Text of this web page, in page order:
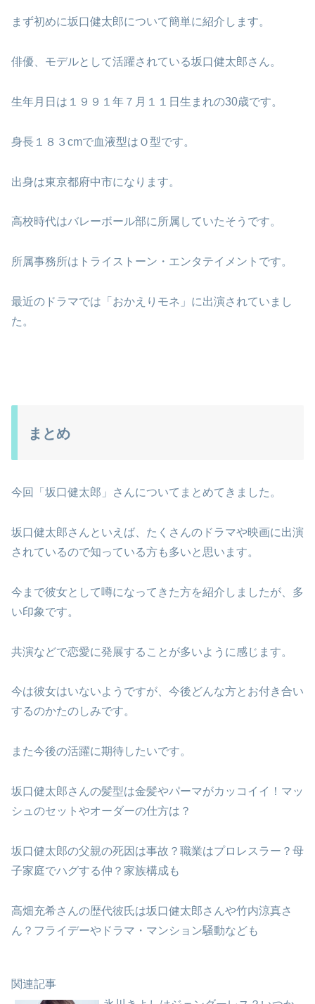
まず初めに坂口健太郎について簡単に紹介します。
俳優、モデルとして活躍されている坂口健太郎さん。
生年月日は１９９１年７月１１日生まれの30歳です。
身長１８３cmで血液型はＯ型です。
出身は東京都府中市になります。
高校時代はバレーボール部に所属していたそうです。
所属事務所はトライストーン・エンタテイメントです。
最近のドラマでは「おかえりモネ」に出演されていまし
た。
まとめ
今回「坂口健太郎」さんについてまとめてきました。
坂口健太郎さんといえば、たくさんのドラマや映画に出演
されているので知っている方も多いと思います。
今まで彼女として噂になってきた方を紹介しましたが、多
い印象です。
共演などで恋愛に発展することが多いように感じます。
今は彼女はいないようですが、今後どんな方とお付き合い
するのかたのしみです。
また今後の活躍に期待したいです。
坂口健太郎さんの髪型は金髪やパーマがカッコイイ！マッ
シュのセットやオーダーの仕方は？
坂口健太郎の父親の死因は事故？職業はプロレスラー？母
子家庭でハグする仲？家族構成も
高畑充希さんの歴代彼氏は坂口健太郎さんや竹内涼真さ
ん？フライデーやドラマ・マンション騒動なども
関連記事